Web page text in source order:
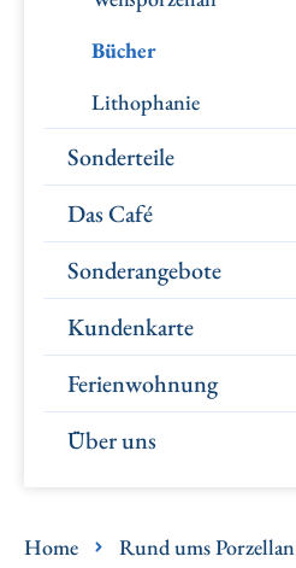
Bücher
Lithophanie
Sonderteile
Das Café
Sonderangebote
Kundenkarte
Ferienwohnung
Über uns
Home Rund ums Porzellan